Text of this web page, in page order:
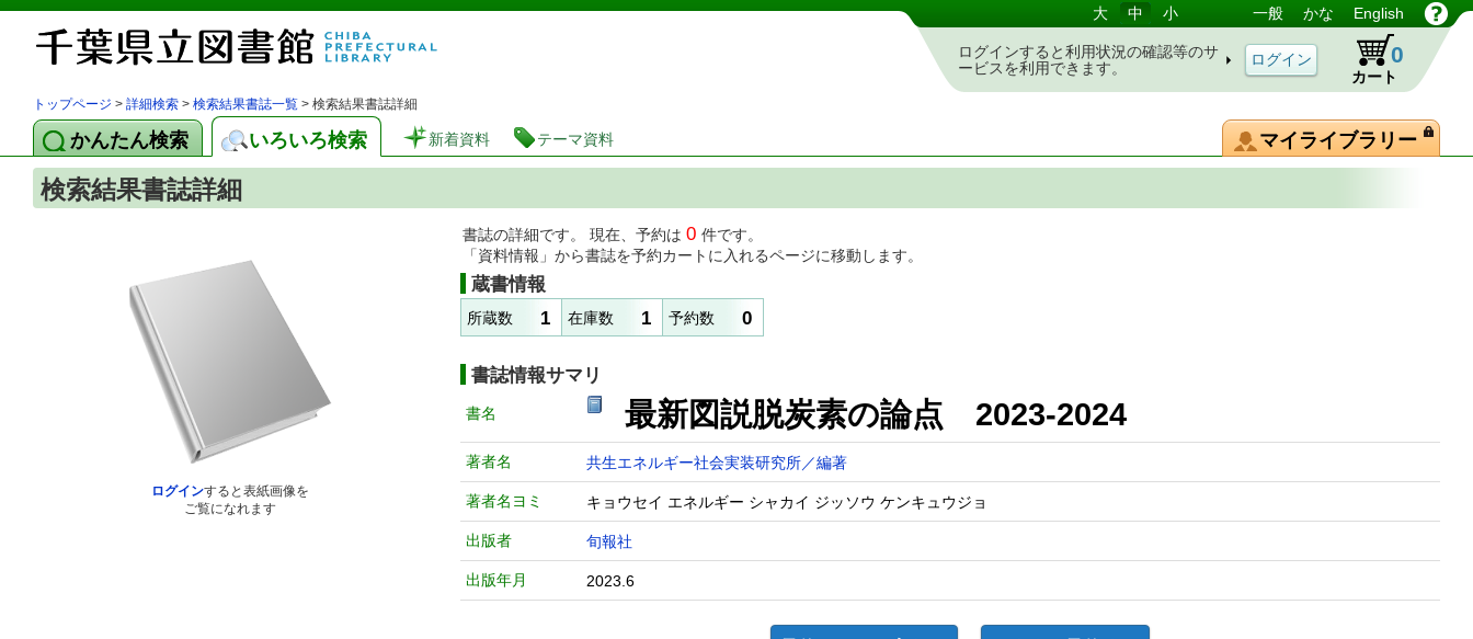
図書館 蔵書検索・予約システム 大 中 小 一般 かな English
ログインすると利用状況の確認等のサ
ービスを利用できます。
カート
0
トップページ > 詳細検索 > 検索結果書誌一覧 > 検索結果書誌詳細
かんたん検索 いろいろ検索 新着資料 テーマ資料 マイライブラリー
検索結果書誌詳細
ログインすると表紙画像を
ご覧になれます
書誌の詳細です。 現在、予約は 0 件です。
「資料情報」から書誌を予約カートに入れるページに移動します。
蔵書情報
所蔵数 1 在庫数 1 予約数 0
書誌情報サマリ
書名 最新図説脱炭素の論点 2023-2024
著者名 共生エネルギー社会実装研究所／編著
著者名ヨミ キョウセイ エネルギー シャカイ ジッソウ ケンキュウジョ
出版者 旬報社
出版年月 2023.6